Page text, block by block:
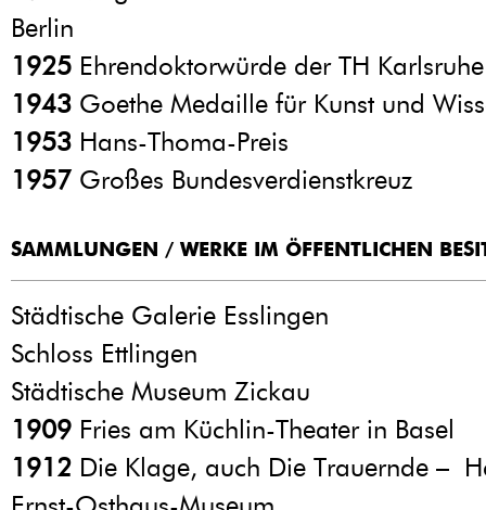
Berlin
1925 Ehrendoktorwürde der TH Karlsruhe
1943 Goethe Medaille für Kunst und
1953 Hans-Thoma-Preis
1957 Großes Bundesverdienstkreuz
SAMMLUNGEN / WERKE IM ÖFFENTLICHEN
Städtische Galerie Esslingen
Schloss Ettlingen
Städtische Museum Zickau
1909 Fries am Küchlin-Theater in Basel
1912 Die Klage, auch Die Trauernde –